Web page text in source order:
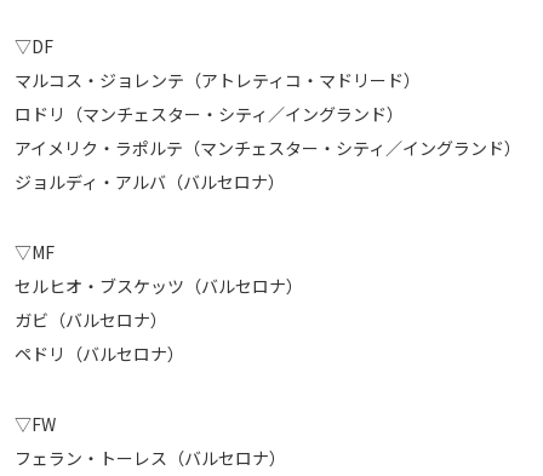
運営会社
ご利用にあたって
お問い合わせ
▽DF
マルコス・ジョレンテ（アトレティコ・マドリード）
ロドリ（マンチェスター・シティ／イングランド）
アイメリク・ラポルテ（マンチェスター・シティ／イングランド）
ジョルディ・アルバ（バルセロナ）
▽MF
セルヒオ・ブスケッツ（バルセロナ）
ガビ（バルセロナ）
ペドリ（バルセロナ）
▽FW
フェラン・トーレス（バルセロナ）